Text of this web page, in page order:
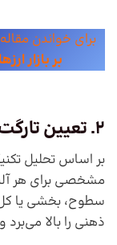
برای خواندن
بر بازار
2. تعیین تارگت قیمتی از پیش
بر اساس تحلیل
مشخصی برای هر
سطوح، بخشی یا
ذهنی را بالا